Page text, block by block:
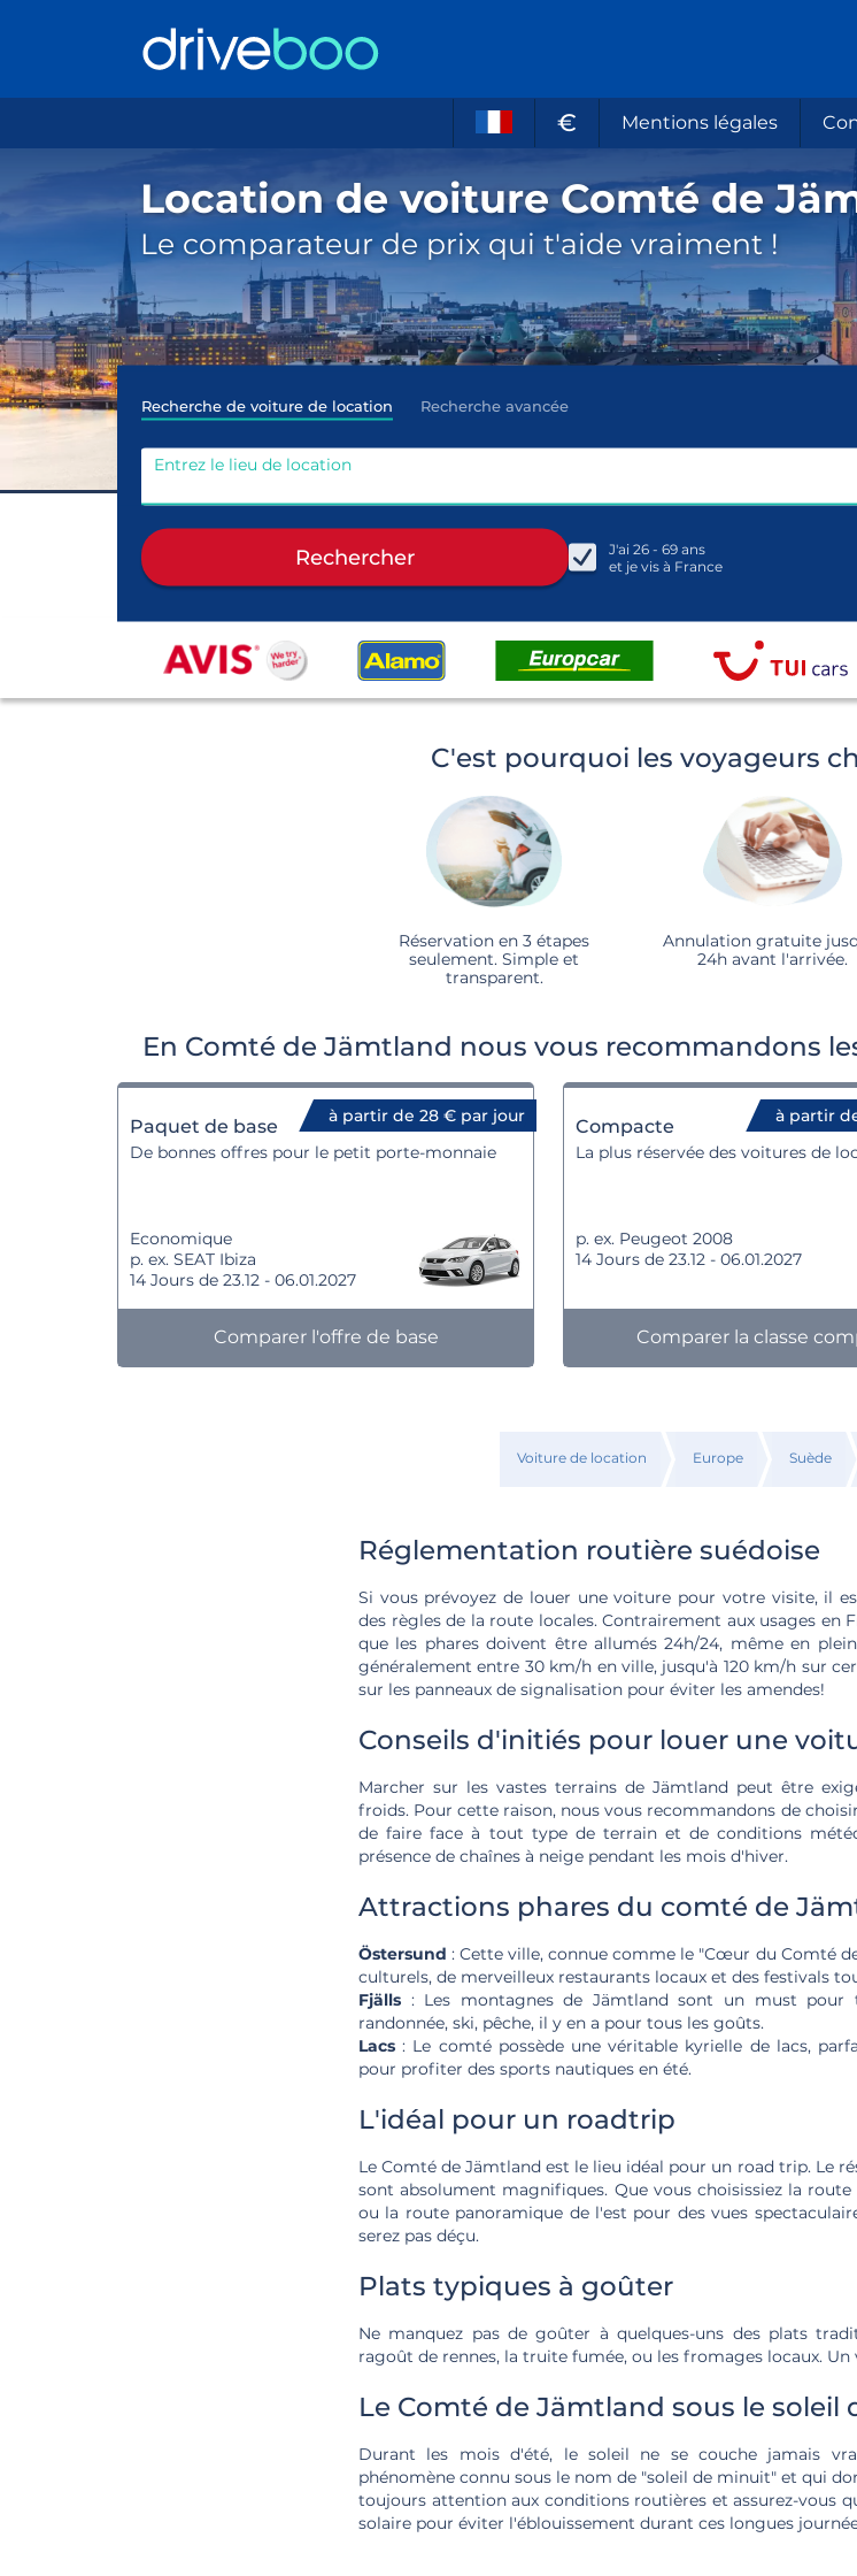
€ Mentions légales
Location de voiture Comté de
Le comparateur de prix qui t'aide vraiment !
Recherche de voiture de location Recherche avancée
Entrez le lieu de location
J'ai 26 - 69 ans
et je vis à France
Rechercher
C'est pourquoi les voyageurs
Réservation en 3 étapes
seulement. Simple et
transparent.
Annulation gratuite
24h avant l'arrivée.
En Comté de Jämtland nous vous recommandons
à partir de 28 € par jour
Paquet de base
De bonnes offres pour le petit porte-monnaie
Economique
p. ex. SEAT Ibiza
14 Jours de 23.12 - 06.01.2027
Comparer l'offre de base
à partir
Compacte
La plus réservée des voitures de
p. ex. Peugeot 2008
14 Jours de 23.12 - 06.01.2027
Comparer la classe
Voiture de location Europe Suède
Réglementation routière suédoise
Si vous prévoyez de louer une voiture pour votre visite, il
des règles de la route locales. Contrairement aux usages en
que les phares doivent être allumés 24h/24, même en
généralement entre 30 km/h en ville, jusqu'à 120 km/h sur
sur les panneaux de signalisation pour éviter les amendes!
Conseils d'initiés pour louer une
Marcher sur les vastes terrains de Jämtland peut être
froids. Pour cette raison, nous vous recommandons de
de faire face à tout type de terrain et de conditions
présence de chaînes à neige pendant les mois d'hiver.
Attractions phares du comté de
Östersund : Cette ville, connue comme le "Cœur du Comté
culturels, de merveilleux restaurants locaux et des festivals
Fjälls : Les montagnes de Jämtland sont un must pour
randonnée, ski, pêche, il y en a pour tous les goûts.
Lacs : Le comté possède une véritable kyrielle de lacs,
pour profiter des sports nautiques en été.
L'idéal pour un roadtrip
Le Comté de Jämtland est le lieu idéal pour un road trip. Le
sont absolument magnifiques. Que vous choisissiez la
ou la route panoramique de l'est pour des vues
serez pas déçu.
Plats typiques à goûter
Ne manquez pas de goûter à quelques-uns des plats
ragoût de rennes, la truite fumée, ou les fromages locaux. Un
Le Comté de Jämtland sous le soleil
Durant les mois d'été, le soleil ne se couche jamais
phénomène connu sous le nom de "soleil de minuit" et qui
toujours attention aux conditions routières et assurez-vous
solaire pour éviter l'éblouissement durant ces longues